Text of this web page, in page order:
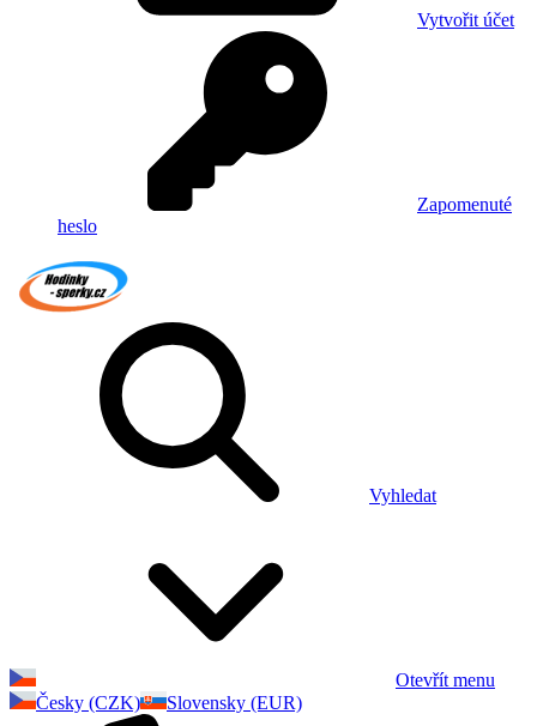
Vytvořit účet
Zapomenuté
heslo
Vyhledat
Otevřít menu
Česky (CZK)
Slovensky (EUR)